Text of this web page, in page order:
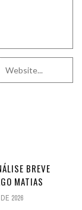
BREVE
MATIAS
2026